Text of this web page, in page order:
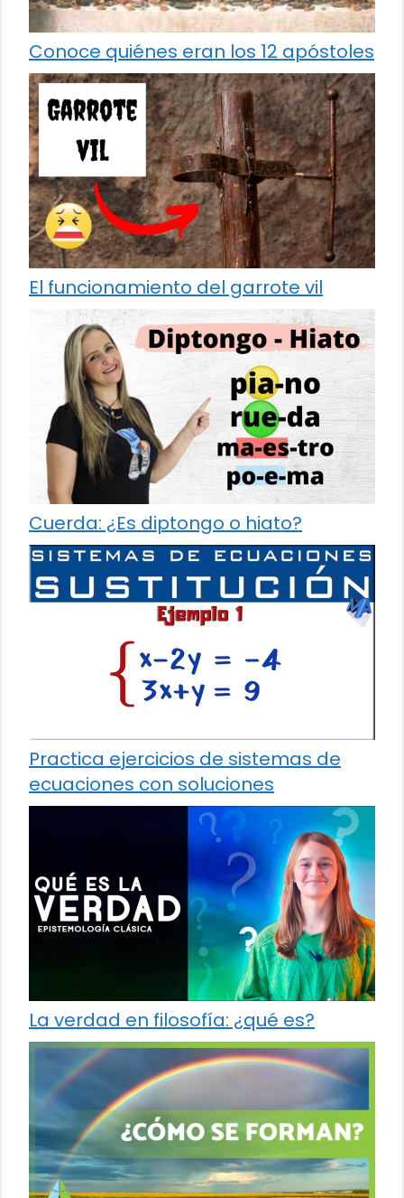
Conoce quiénes eran los 12 apóstoles
El funcionamiento del garrote vil
Cuerda: ¿Es diptongo o hiato?
Practica ejercicios de sistemas de
ecuaciones con soluciones
La verdad en filosofía: ¿qué es?